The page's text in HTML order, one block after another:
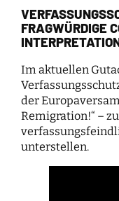
FRAGWÜRDIGE
Im aktuellen
der
Remigration!“ –
unterstellen.